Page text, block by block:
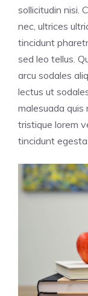
sollicitudin nisi.
nec, ultrices
tincidunt
sed leo tellus.
arcu sodales
lectus ut
malesuada quis
tristique lorem
tincidunt